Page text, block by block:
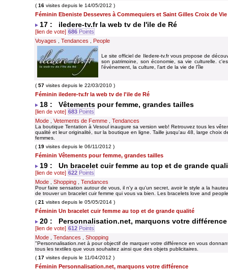
( 16 visites depuis le 14/05/2012 )
Féminin Ebeniste Dessevres à Commequiers et Saint Gilles Croix de Vie
17 : iledere-tv.fr la web tv de l'ile de Ré
[lien de vote] 686 Points
Voyages
Tendances People
Le site officiel de Iledere-tv.fr vous propose de
son patrimoine, son économie, sa vie culturelle.
l'évènement, la culture, l'art de la vie de l'île
( 57 visites depuis le 22/03/2010 )
Féminin iledere-tv.fr la web tv de l'ile de Ré
18 : Vêtements pour femme, grandes tailles
[lien de vote] 683 Points
Mode
Vetements de Femme Tendances
La boutique Tentation à Vesoul inaugure sa version web! Retrouvez tous les
qualité et leur originalité, sur la boutique en ligne. Taille jusqu'au 48, large choix
femmes.
( 19 visites depuis le 06/11/2012 )
Féminin Vêtements pour femme, grandes tailles
19 : Un bracelet cuir femme au top et de grande
[lien de vote] 622 Points
Mode
Shopping Tendances
Pour faire sensation autour de vous, il n'y a qu'un secret, avoir le style a la
de trouver un bracelet cuir femme qui vous va bien. Les bracelets love and
( 21 visites depuis le 05/05/2014 )
Féminin Un bracelet cuir femme au top et de grande qualité
20 : Personnalisation.net, marquons votre différence
[lien de vote] 612 Points
Mode
Tendances Shopping
"Personnalisation.net à pour objectif de marquer votre différence en vous
tous les textiles que vous souhaitez ainsi que des objets publicitaires.
( 17 visites depuis le 11/04/2012 )
Féminin Personnalisation.net, marquons votre différence